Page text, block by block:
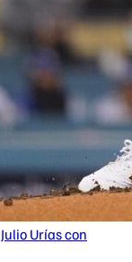
Urías con